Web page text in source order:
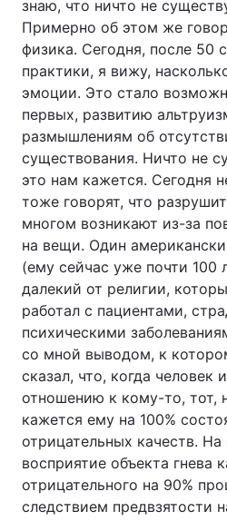
знаю, что ничто не
Примерно об этом же
физика. Сегодня, после 50
практики, я вижу,
эмоции. Это стало
первых, развитию
размышлениям об
существования. Ничто не
это нам кажется. Сегодня
тоже говорят, что
многом возникают из-за
на вещи. Один
(ему сейчас уже почти 100
далекий от религии,
работал с пациентами,
психическими
со мной выводом, к
сказал, что, когда человек
отношению к кому-то, тот,
кажется ему на 100%
отрицательных качеств.
восприятие объекта гнева
отрицательного на 90%
следствием предвзятости